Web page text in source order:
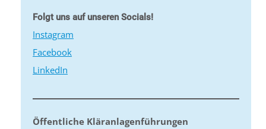
Folgt uns auf unseren Socials!
Instagram
Facebook
LinkedIn
Öffentliche Kläranlagenführungen